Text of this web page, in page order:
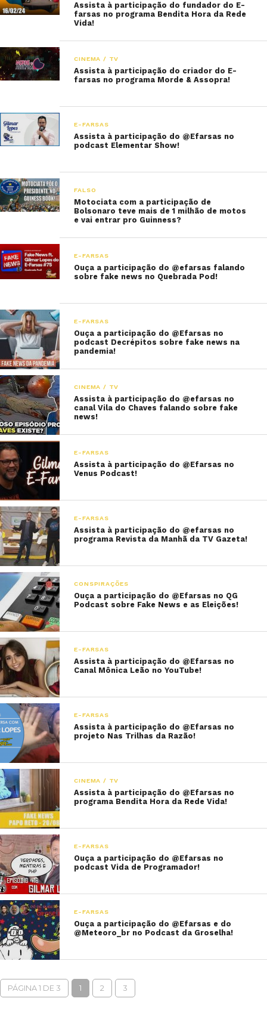
Assista à participação do fundador do E-
farsas no programa Bendita Hora da Rede
Vida!
CINEMA / TV
Assista à participação do criador do E-
farsas no programa Morde & Assopra!
E-FARSAS
Assista à participação do @Efarsas no
podcast Elementar Show!
FALSO
Motociata com a participação de
Bolsonaro teve mais de 1 milhão de motos
e vai entrar pro Guinness?
E-FARSAS
Ouça a participação do @efarsas falando
sobre fake news no Quebrada Pod!
E-FARSAS
Ouça a participação do @Efarsas no
podcast Decrépitos sobre fake news na
pandemia!
CINEMA / TV
Assista à participação do @efarsas no
canal Vila do Chaves falando sobre fake
news!
E-FARSAS
Assista à participação do @Efarsas no
Venus Podcast!
E-FARSAS
Assista à participação do @efarsas no
programa Revista da Manhã da TV Gazeta!
CONSPIRAÇÕES
Ouça a participação do @Efarsas no QG
Podcast sobre Fake News e as Eleições!
E-FARSAS
Assista à participação do @Efarsas no
Canal Mônica Leão no YouTube!
E-FARSAS
Assista à participação do @Efarsas no
projeto Nas Trilhas da Razão!
CINEMA / TV
Assista à participação do @Efarsas no
programa Bendita Hora da Rede Vida!
E-FARSAS
Ouça a participação do @Efarsas no
podcast Vida de Programador!
E-FARSAS
Ouça a participação do @Efarsas e do
@Meteoro_br no Podcast da Groselha!
PÁGINA 1 DE 3 1 2 3